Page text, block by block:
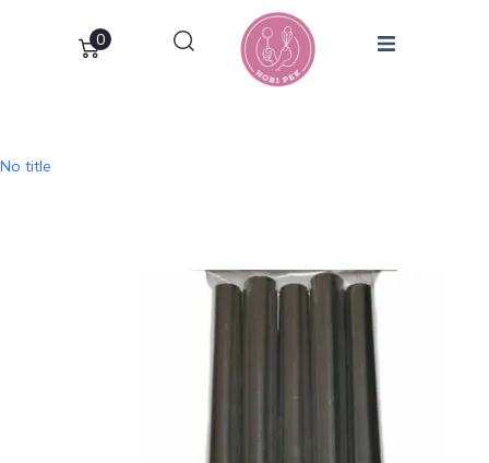
0
No title